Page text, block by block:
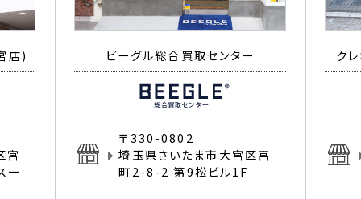
店)
宮
一
ビーグル総合買取センター
〒330-0802
埼玉県さいたま市大宮区宮
町2-8-2 第9松ビル1F
ク